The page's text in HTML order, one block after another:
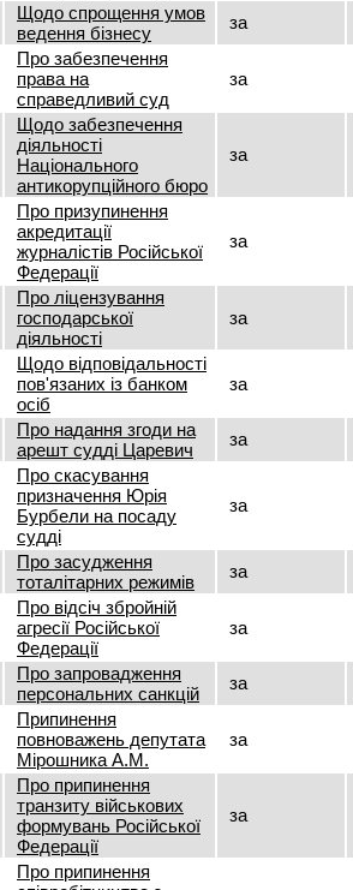
Щодо спрощення умов
ведення бізнесу
за
Про забезпечення
права на
справедливий суд
за
Щодо забезпечення
діяльності
Національного
антикорупційного бюро
за
Про призупинення
акредитації
журналістів Російської
Федерації
за
Про ліцензування
господарської
діяльності
за
Щодо відповідальності
пов'язаних із банком
осіб
за
Про надання згоди на
арешт судді Царевич
за
Про скасування
призначення Юрія
Бурбели на посаду
судді
за
Про засудження
тоталітарних режимів
за
Про відсіч збройній
агресії Російської
Федерації
за
Про запровадження
персональних санкцій
за
Припинення
повноважень депутата
Мірошника А.М.
за
Про припинення
транзиту військових
формувань Російської
Федерації
за
Про припинення